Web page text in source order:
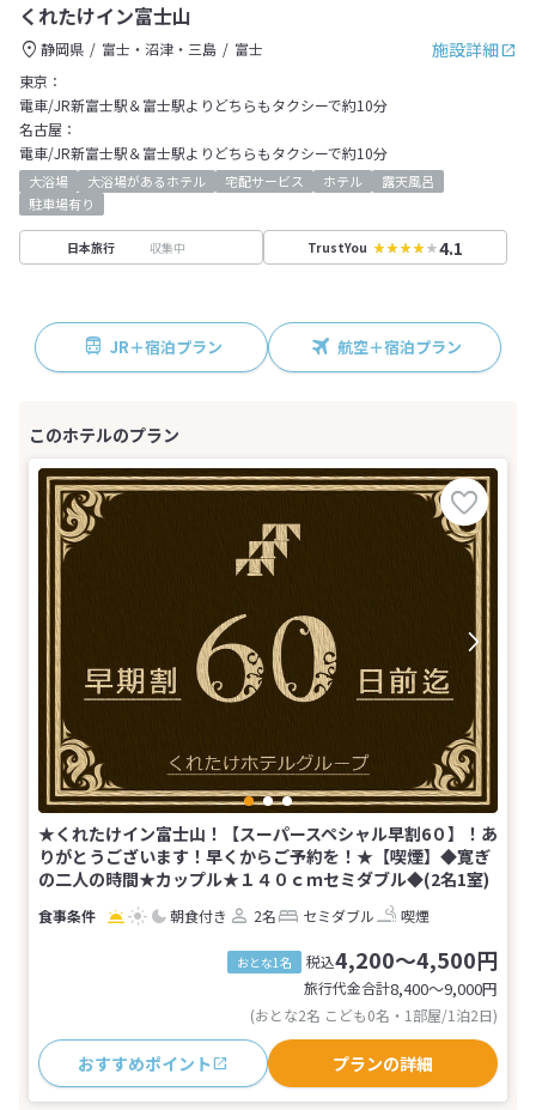
くれたけイン富士山
施設詳細
静岡県 富士・沼津・三島
富士
東京：
電車/JR新富士駅＆富士駅よりどちらもタクシーで約10分
名古屋：
電車/JR新富士駅＆富士駅よりどちらもタクシーで約10分
大浴場 大浴場があるホテル 宅配サービス ホテル
露天風呂
駐車場有り
日本旅行 収集中 TrustYou 4.1
JR＋宿泊プラン 航空＋宿泊プラン
★くれたけイン富士山！【スーパースペシャル早割6０】！あ
りがとうございます！早くからご予約を！★【喫煙】◆寛ぎ
の二人の時間★カップル★１４０ｃｍセミダブル◆(2名1室)
朝食付き 2名 セミダブル 喫煙
おとな1名 税込4,200～4,500円
旅行代金合計8,400〜9,000円
(おとな2名 こども0名・1部屋/1泊2日)
おすすめポイント プランの詳細